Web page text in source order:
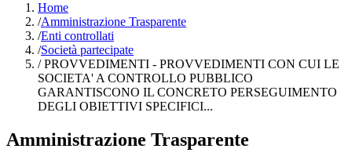
Home
/Amministrazione Trasparente
/Enti controllati
/Società partecipate
/PROVVEDIMENTI - PROVVEDIMENTI CON CUI LE
SOCIETA' A CONTROLLO PUBBLICO
GARANTISCONO IL CONCRETO PERSEGUIMENTO
DEGLI OBIETTIVI SPECIFICI...
Amministrazione Trasparente